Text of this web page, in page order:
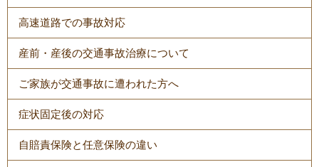
高速道路での事故対応
産前・産後の交通事故治療について
ご家族が交通事故に遭われた方へ
症状固定後の対応
自賠責保険と任意保険の違い